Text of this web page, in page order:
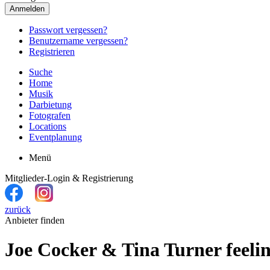
Anmelden
Passwort vergessen?
Benutzername vergessen?
Registrieren
Suche
Home
Musik
Darbietung
Fotografen
Locations
Eventplanung
Menü
Mitglieder-Login & Registrierung
zurück
Anbieter finden
Joe Cocker & Tina Turner